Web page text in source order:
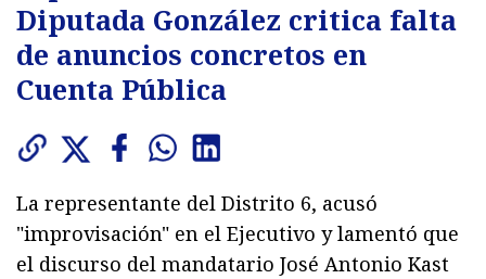
Diputada González critica falta
de anuncios concretos en
Cuenta Pública
La representante del Distrito 6, acusó
"improvisación" en el Ejecutivo y lamentó que
el discurso del mandatario José Antonio Kast